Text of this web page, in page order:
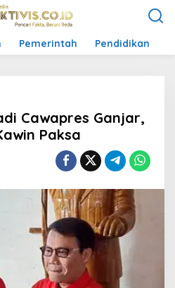
Pemerintah Pendidikan
Cawapres Ganjar,
Paksa